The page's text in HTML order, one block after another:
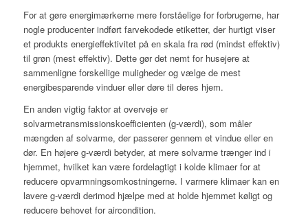
For at gøre energimærkerne mere forståelige for forbrugerne, har
nogle producenter indført farvekodede etiketter, der hurtigt viser
et produkts energieffektivitet på en skala fra rød (mindst effektiv)
til grøn (mest effektiv). Dette gør det nemt for husejere at
sammenligne forskellige muligheder og vælge de mest
energibesparende vinduer eller døre til deres hjem.
En anden vigtig faktor at overveje er
solvarmetransmissionskoefficienten (g-værdi), som måler
mængden af solvarme, der passerer gennem et vindue eller en
dør. En højere g-værdi betyder, at mere solvarme trænger ind i
hjemmet, hvilket kan være fordelagtigt i kolde klimaer for at
reducere opvarmningsomkostningerne. I varmere klimaer kan en
lavere g-værdi derimod hjælpe med at holde hjemmet køligt og
reducere behovet for aircondition.